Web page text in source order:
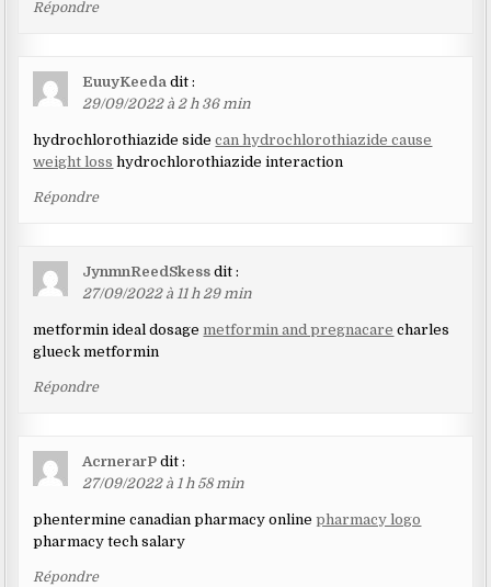
Répondre
EuuyKeeda dit :
29/09/2022 à 2 h 36 min
hydrochlorothiazide sidecan hydrochlorothiazide cause
weight loss hydrochlorothiazide interaction
Répondre
JynmnReedSkess dit :
27/09/2022 à 11 h 29 min
metformin ideal dosage metformin and pregnacare charles
glueck metformin
Répondre
AcrnerarP dit :
27/09/2022 à 1 h 58 min
phentermine canadian pharmacy onlinepharmacy logo
pharmacy tech salary
Répondre